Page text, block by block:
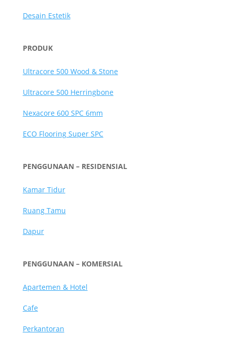
Desain Estetik
PRODUK
Ultracore 500 Wood & Stone
Ultracore 500 Herringbone
Nexacore 600 SPC 6mm
ECO Flooring Super SPC
PENGGUNAAN – RESIDENSIAL
Kamar Tidur
Ruang Tamu
Dapur
PENGGUNAAN – KOMERSIAL
Apartemen & Hotel
Cafe
Perkantoran